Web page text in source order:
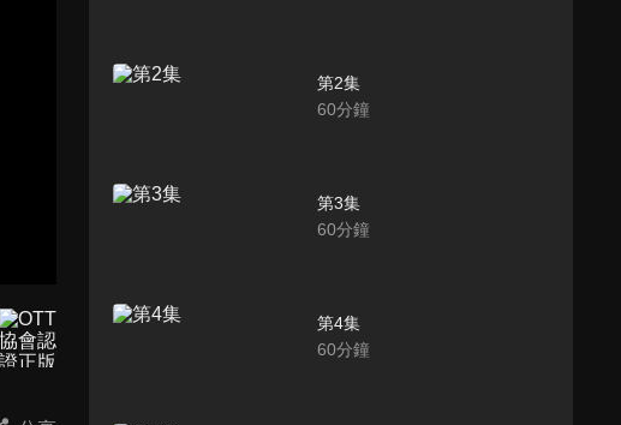
第2集
60分鐘
第3集
60分鐘
第4集
60分鐘